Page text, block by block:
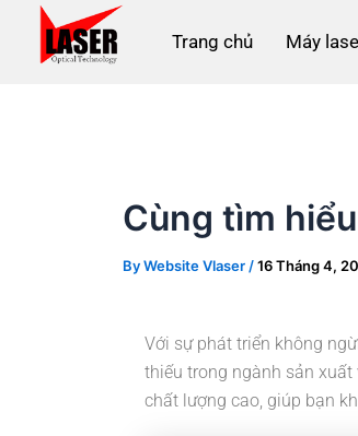
content
Trang chủ Máy
Cùng tìm
ByWebsite Vlaser /16 Tháng 4,
Với sự phát triển không
thiếu trong ngành sản xuất
chất lượng cao, giúp bạn
Post
navigation